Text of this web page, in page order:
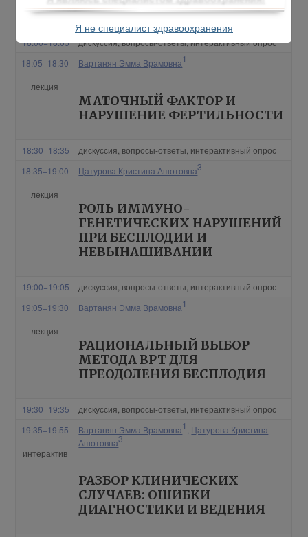
ДИАГНОСТИКЕ БЕСПЛОДИЯ
18:00−18:05
дискуссия, вопросы-ответы, интерактивный опрос
18:05−18:30
лекция
Вартанян Эмма Врамовна1
МАТОЧНЫЙ ФАКТОР И
НАРУШЕНИЕ ФЕРТИЛЬНОСТИ
18:30−18:35
дискуссия, вопросы-ответы, интерактивный опрос
18:35−19:00
лекция
Цатурова Кристина Ашотовна3
РОЛЬ ИММУНО-
ГЕНЕТИЧЕСКИХ НАРУШЕНИЙ
ПРИ БЕСПЛОДИИ И
НЕВЫНАШИВАНИИ
19:00−19:05
дискуссия, вопросы-ответы, интерактивный опрос
19:05−19:30
лекция
Вартанян Эмма Врамовна1
РАЦИОНАЛЬНЫЙ ВЫБОР
МЕТОДА ВРТ ДЛЯ
ПРЕОДОЛЕНИЯ БЕСПЛОДИЯ
19:30−19:35
дискуссия, вопросы-ответы, интерактивный опрос
19:35−19:55
интерактив
Вартанян Эмма Врамовна1 Цатурова Кристина
Ашотовна3
РАЗБОР КЛИНИЧЕСКИХ
СЛУЧАЕВ: ОШИБКИ
ДИАГНОСТИКИ И ВЕДЕНИЯ
Я не специалист здравоохранения